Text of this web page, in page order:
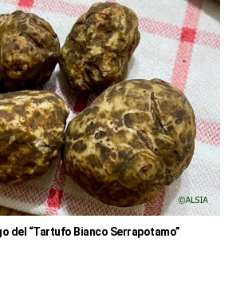
del “Tartufo Bianco Serrapotamo”